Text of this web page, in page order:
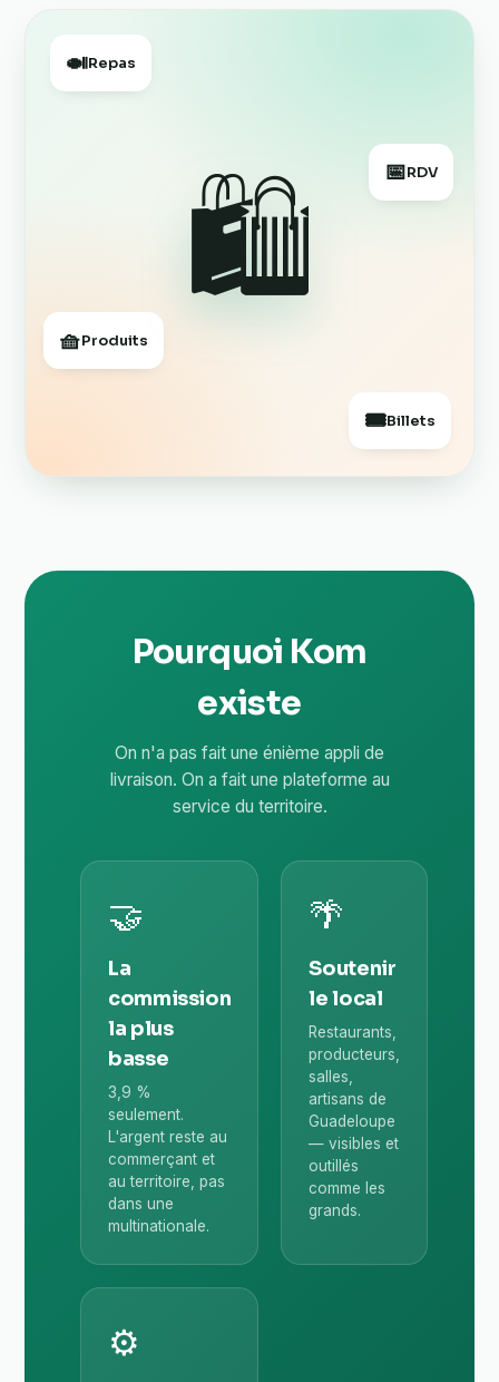
🍛Repas
🎟️Billets
🧺Produits
📅RDV
🛍️
Pourquoi Kom
existe
On n'a pas fait une énième appli de
livraison. On a fait une plateforme au
service du territoire.
🤝
La
commission
la plus
basse
3,9 %
seulement.
L'argent reste au
commerçant et
au territoire, pas
dans une
multinationale.
🌴
Soutenir
le local
Restaurants,
producteurs,
salles,
artisans de
Guadeloupe
— visibles et
outillés
comme les
grands.
⚙️